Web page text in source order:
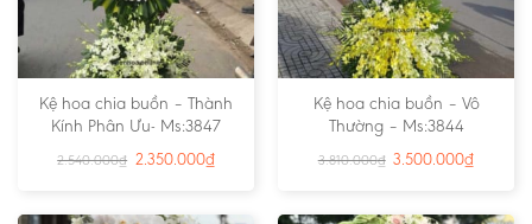
Kệ hoa chia buồn – Thành
Kính Phân Ưu- Ms:3847
2.540.000₫ 2.350.000₫
Kệ hoa chia buồn – Vô
Thường – Ms:3844
3.810.000₫ 3.500.000₫